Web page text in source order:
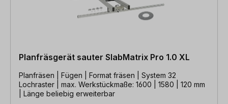
Planfräsgerät sauter SlabMatrix Pro 1.0 XL
Planfräsen | Fügen | Format fräsen | System 32
Lochraster | max. Werkstückmaße: 1600 | 1580 | 120 mm
| Länge beliebig erweiterbar